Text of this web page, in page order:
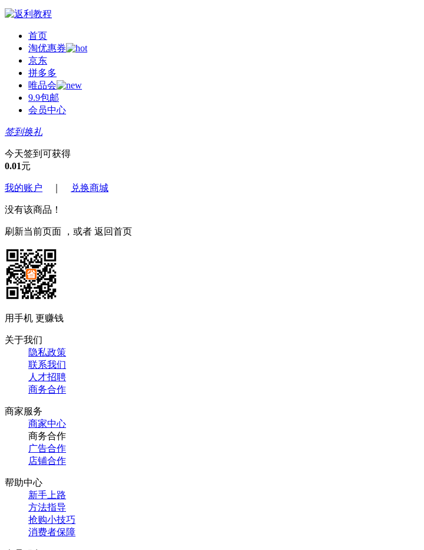
首页
淘优惠券
京东
拼多多
唯品会
9.9包邮
会员中心
签到换礼
今天签到可获得
0.01元
我的账户 兑换商城
没有该商品！
刷新当前页面 ，或者 返回首页
用手机 更赚钱
关于我们
隐私政策
联系我们
人才招聘
商务合作
商家服务
商家中心
商务合作
广告合作
店铺合作
帮助中心
新手上路
方法指导
抢购小技巧
消费者保障